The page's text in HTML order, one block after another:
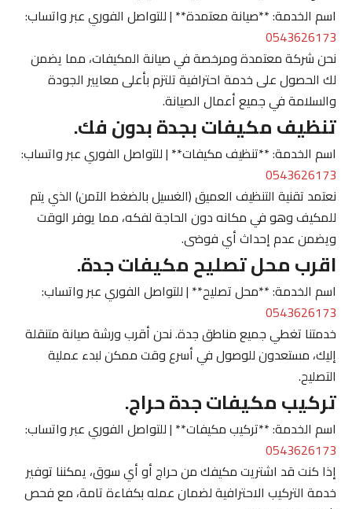
اسم الخدمة: **صيانة معتمدة** | للتواصل الفوري عبر واتساب:
0543626173
نحن شركة معتمدة ومرخصة في صيانة المكيفات، مما يضمن
لك الحصول على خدمة احترافية تلتزم بأعلى معايير الجودة
والسلامة في جميع أعمال الصيانة.
تنظيف مكيفات بجدة بدون فك.
اسم الخدمة: **تنظيف مكيفات** | للتواصل الفوري عبر واتساب:
0543626173
نعتمد تقنية التنظيف العميق (الغسيل بالضغط الآمن) الذي يتم
للمكيف وهو في مكانه دون الحاجة لفكه، مما يوفر الوقت
ويضمن عدم إحداث أي فوضى.
اقرب محل تصليح مكيفات جدة.
اسم الخدمة: **محل تصليح** | للتواصل الفوري عبر واتساب:
0543626173
خدمتنا تغطي جميع مناطق جدة. نحن أقرب ورشة صيانة متنقلة
إليك، مستعدون للوصول في أسرع وقت ممكن لبدء عملية
التصليح.
تركيب مكيفات جدة حراج.
اسم الخدمة: **تركيب مكيفات** | للتواصل الفوري عبر واتساب:
0543626173
إذا كنت قد اشتريت مكيفك من حراج أو أي سوق، يمكننا توفير
خدمة التركيب الاحترافية لضمان عمله بكفاءة تامة، مع فحص